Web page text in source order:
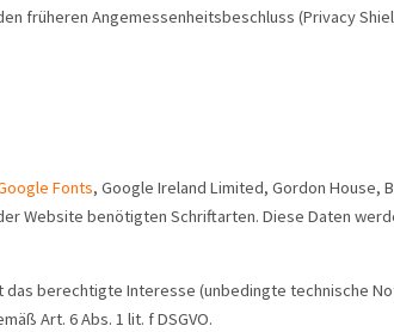
früheren Angemessenheitsbeschluss (Privacy
Fonts, Google Ireland Limited, Gordon House,
Website benötigten Schriftarten. Diese Daten
berechtigte Interesse (unbedingte technische
Art. 6 Abs. 1 lit. f DSGVO.